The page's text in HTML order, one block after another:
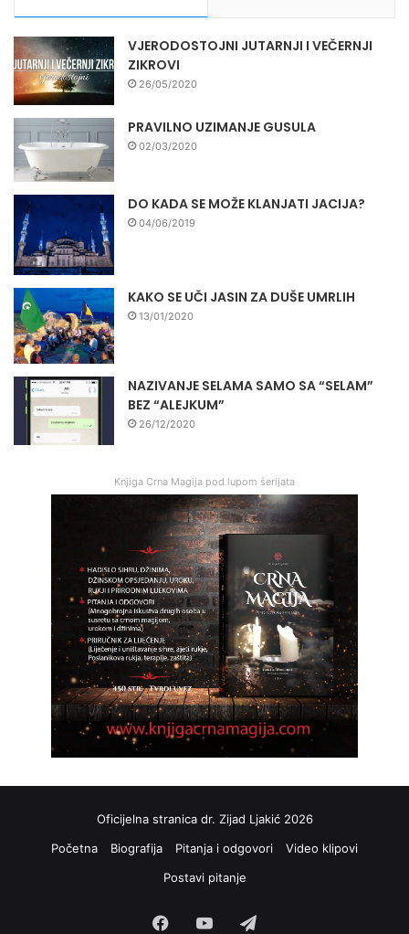
VJERODOSTOJNI JUTARNJI I VEČERNJI
ZIKROVI
26/05/2020
PRAVILNO UZIMANJE GUSULA
02/03/2020
DO KADA SE MOŽE KLANJATI JACIJA?
04/06/2019
KAKO SE UČI JASIN ZA DUŠE UMRLIH
13/01/2020
NAZIVANJE SELAMA SAMO SA “SELAM”
BEZ “ALEJKUM”
26/12/2020
Knjiga Crna Magija pod lupom šerijata
Oficijelna stranica dr. Zijad Ljakić 2026
Početna
Biografija Pitanja i odgovori
Video klipovi
Postavi pitanje
FacebookYouTube